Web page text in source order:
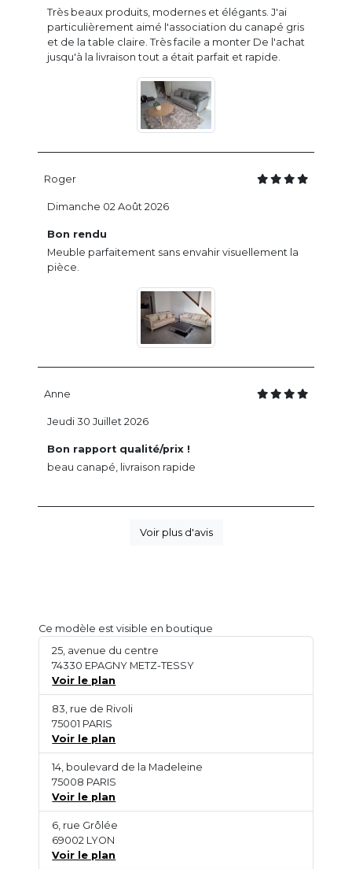
Très beaux produits, modernes et élégants. J'ai
particulièrement aimé l'association du canapé gris
et de la table claire. Très facile a monter De l'achat
jusqu'à la livraison tout a était parfait et rapide.
Roger
Bon rendu
Meuble parfaitement sans envahir visuellement la
pièce.
Dimanche 02 Août 2026
Anne
Bon rapport qualité/prix !
beau canapé, livraison rapide
Jeudi 30 Juillet 2026
Voir plus d'avis
Ce modèle est visible en boutique
25, avenue du centre
74330 EPAGNY METZ-TESSY
Voir le plan
83, rue de Rivoli
75001 PARIS
Voir le plan
14, boulevard de la Madeleine
75008 PARIS
Voir le plan
6, rue Grôlée
69002 LYON
Voir le plan